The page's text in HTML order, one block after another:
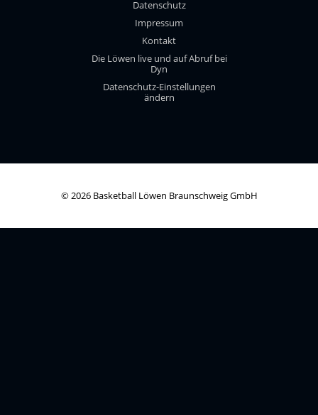
Datenschutz
Impressum
Kontakt
Die Löwen live und auf Abruf bei
Dyn
Datenschutz-Einstellungen
ändern
© 2026 Basketball Löwen Braunschweig GmbH